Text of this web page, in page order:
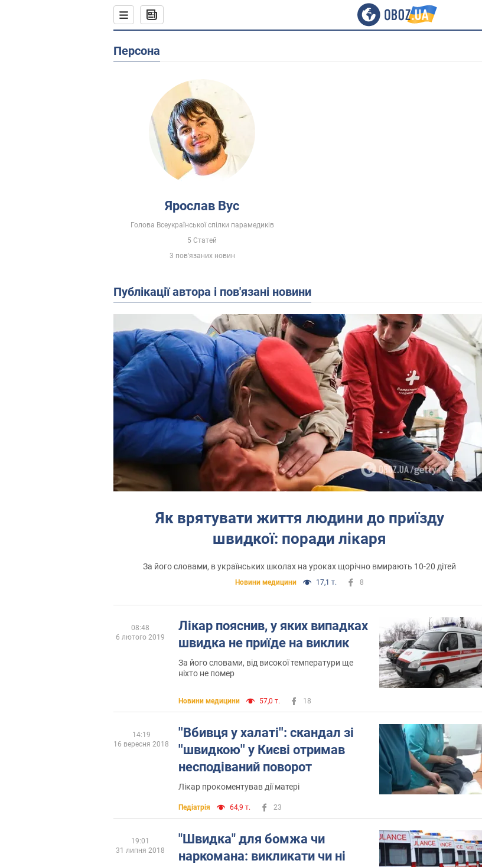
Персона
Ярослав Вус
Голова Всеукраїнської спілки парамедиків
5 Статей
3 пов'язаних новин
Публікації автора і пов'язані новини
Як врятувати життя людини до приїзду
швидкої: поради лікаря
За його словами, в українських школах на уроках щорічно вмирають 10-20 дітей
Новини медицини 17,1 т. 8
Лікар пояснив, у яких випадках
швидка не приїде на виклик
За його словами, від високої температури ще
ніхто не помер
Новини медицини 57,0 т. 18
08:48
6 лютого 2019
''Вбивця у халаті'': скандал зі
''швидкою'' у Києві отримав
несподіваний поворот
Лікар прокоментував дії матері
Педіатрія 64,9 т. 23
14:19
16 вересня 2018
"Швидка" для бомжа чи
наркомана: викликати чи ні
19:01
31 липня 2018